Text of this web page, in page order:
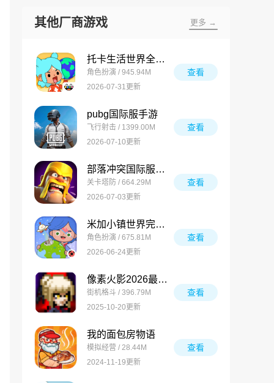
其他厂商游戏 更多 →
托卡生活世界全解锁版
角色扮演 / 945.94M
2026-07-31更新
查看
pubg国际服手游
飞行射击 / 1399.00M
2026-07-10更新
查看
部落冲突国际服最新版
关卡塔防 / 664.29M
2026-07-03更新
查看
米加小镇世界完整版
角色扮演 / 675.81M
2026-06-24更新
查看
像素火影2026最新版
街机格斗 / 396.79M
2025-10-20更新
查看
我的面包房物语
模拟经营 / 28.44M
2024-11-19更新
查看